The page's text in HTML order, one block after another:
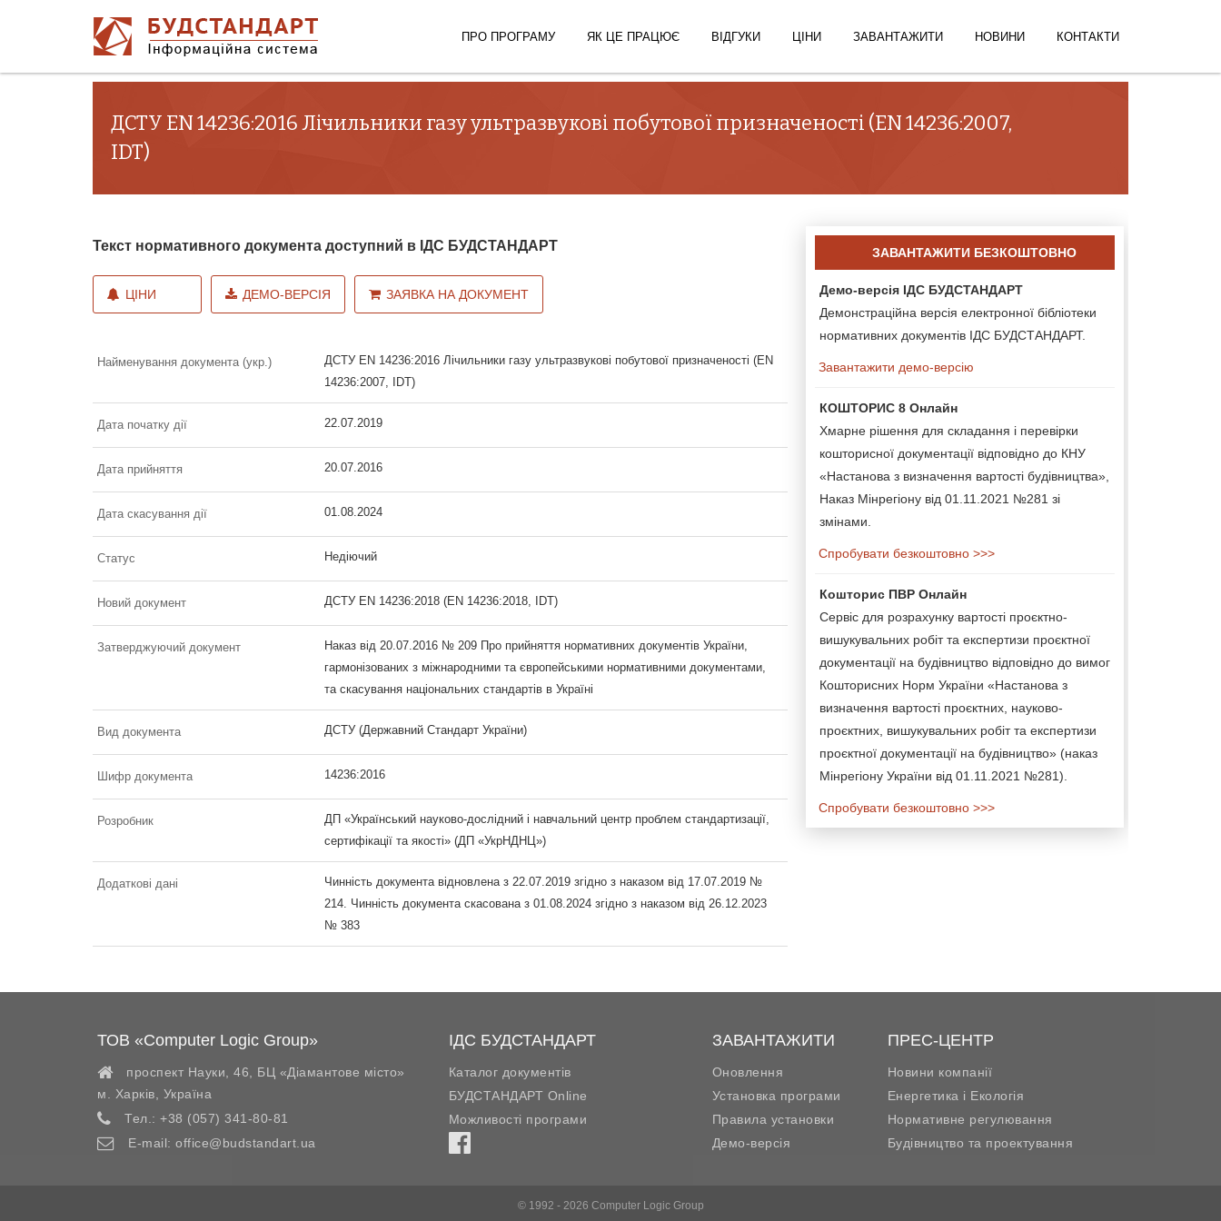
ПРО ПРОГРАМУ ЯК ЦЕ ПРАЦЮЄ ВІДГУКИ ЦІНИ ЗАВАНТАЖИТИ НОВИНИ КОНТАКТИ
ДСТУ EN 14236:2016 Лічильники газу ультразвукові побутової призначеності (EN 14236:2007,
IDT)
Текст нормативного документа доступний в ІДС БУДСТАНДАРТ
ЦІНИ ДЕМО-ВЕРСІЯ ЗАЯВКА НА ДОКУМЕНТ
Найменування документа (укр.)
ДСТУ EN 14236:2016 Лічильники газу ультразвукові побутової призначеності (EN
14236:2007, IDT)
Дата початку дії 22.07.2019
Дата прийняття 20.07.2016
Дата скасування дії 01.08.2024
Статус Недіючий
Новий документ ДСТУ EN 14236:2018 (EN 14236:2018, IDT)
Затверджуючий документ
Наказ від 20.07.2016 № 209 Про прийняття нормативних документів України,
гармонізованих з міжнародними та європейськими нормативними документами,
та скасування національних стандартів в Україні
Вид документа ДСТУ (Державний Стандарт України)
Шифр документа 14236:2016
Розробник
ДП «Український науково-дослідний і навчальний центр проблем стандартизації,
сертифікації та якості» (ДП «УкрНДНЦ»)
Додаткові дані
Чинність документа відновлена з 22.07.2019 згідно з наказом від 17.07.2019 №
214. Чинність документа скасована з 01.08.2024 згідно з наказом від 26.12.2023
№ 383
ЗАВАНТАЖИТИ БЕЗКОШТОВНО
Демо-версія ІДС БУДСТАНДАРТ
Демонстраційна версія електронної бібліотеки
нормативних документів ІДС БУДСТАНДАРТ.
Завантажити демо-версію
КОШТОРИС 8 Онлайн
Хмарне рішення для складання і перевірки
кошторисної документації відповідно до КНУ
«Настанова з визначення вартості будівництва»,
Наказ Мінрегіону від 01.11.2021 №281 зі
змінами.
Спробувати безкоштовно >>>
Кошторис ПВР Онлайн
Сервіс для розрахунку вартості проєктно-
вишукувальних робіт та експертизи проєктної
документації на будівництво відповідно до вимог
Кошторисних Норм України «Настанова з
визначення вартості проєктних, науково-
проєктних, вишукувальних робіт та експертизи
проєктної документації на будівництво» (наказ
Мінрегіону України від 01.11.2021 №281).
Спробувати безкоштовно >>>
ТОВ «Computer Logic Group»
проспект Науки, 46, БЦ «Діамантове місто»
м. Харків
Україна
Тел.: +38 (057) 341-80-81
E-mail: office@budstandart.ua
ІДС БУДСТАНДАРТ
Каталог документів
БУДСТАНДАРТ Online
Можливості програми
ЗАВАНТАЖИТИ
Оновлення
Установка програми
Правила установки
Демо-версія
ПРЕС-ЦЕНТР
Новини компанії
Енергетика і Екологія
Нормативне регулювання
Будівництво та проектування
© 1992 - 2026 Computer Logic Group